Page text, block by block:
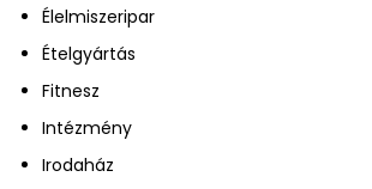
Élelmiszeripar
Ételgyártás
Fitnesz
Intézmény
Irodaház